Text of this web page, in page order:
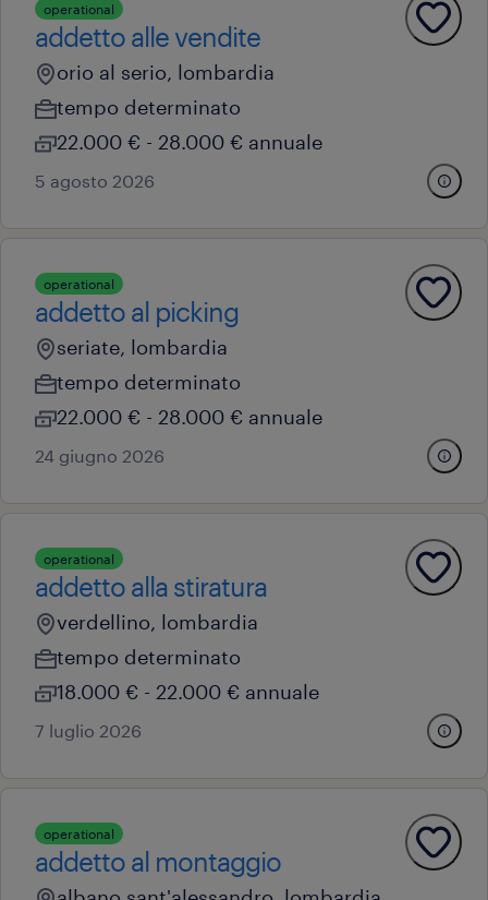
operational
addetto alle vendite
orio al serio, lombardia
tempo determinato
22.000 € - 28.000 € annuale
5 agosto 2026
operational
addetto al picking
seriate, lombardia
tempo determinato
22.000 € - 28.000 € annuale
24 giugno 2026
operational
addetto alla stiratura
verdellino, lombardia
tempo determinato
18.000 € - 22.000 € annuale
7 luglio 2026
operational
addetto al montaggio